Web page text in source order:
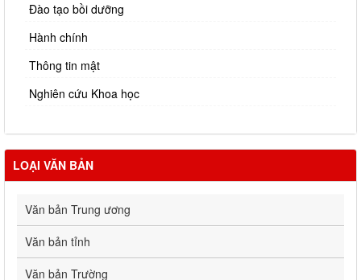
Đào tạo bồi dưỡng
Hành chính
Thông tin mật
Nghiên cứu Khoa học
LOẠI VĂN BẢN
Văn bản Trung ương
Văn bản tỉnh
Văn bản Trường